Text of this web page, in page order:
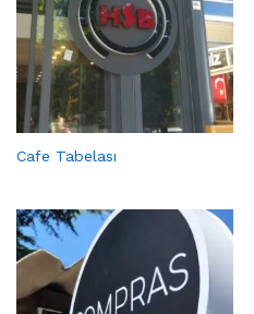
Cafe Tabelası